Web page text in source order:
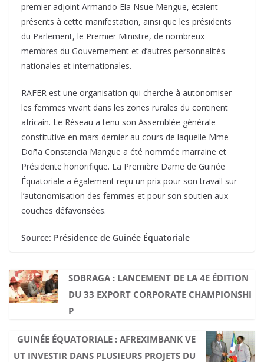
premier adjoint Armando Ela Nsue Mengue, étaient
présents à cette manifestation, ainsi que les présidents
du Parlement, le Premier Ministre, de nombreux
membres du Gouvernement et d’autres personnalités
nationales et internationales.
RAFER est une organisation qui cherche à autonomiser
les femmes vivant dans les zones rurales du continent
africain. Le Réseau a tenu son Assemblée générale
constitutive en mars dernier au cours de laquelle Mme
Doña Constancia Mangue a été nommée marraine et
Présidente honorifique. La Première Dame de Guinée
Équatoriale a également reçu un prix pour son travail sur
l’autonomisation des femmes et pour son soutien aux
couches défavorisées.
Source: Présidence de Guinée Équatoriale
SOBRAGA : LANCEMENT DE LA 4E ÉDITION
DU 33 EXPORT CORPORATE CHAMPIONSHI
P
GUINÉE ÉQUATORIALE : AFREXIMBANK VE
UT INVESTIR DANS PLUSIEURS PROJETS DU